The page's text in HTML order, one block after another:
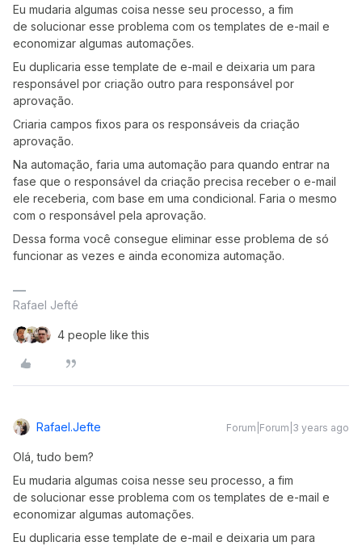
Eu mudaria algumas coisa nesse seu processo, a fim
de solucionar esse problema com os templates de e-mail e
economizar algumas automações.
Eu duplicaria esse template de e-mail e deixaria um para
responsável por criação outro para responsável por
aprovação.
Criaria campos fixos para os responsáveis da criação
aprovação.
Na automação, faria uma automação para quando entrar na
fase que o responsável da criação precisa receber o e-mail
ele receberia, com base em uma condicional. Faria o mesmo
com o responsável pela aprovação.
Dessa forma você consegue eliminar esse problema de só
funcionar as vezes e ainda economiza automação.
Rafael Jefté
4 people like this
Rafael.jefte Forum|Forum|3 years ago
Olá, tudo bem?
Eu mudaria algumas coisa nesse seu processo, a fim
de solucionar esse problema com os templates de e-mail e
economizar algumas automações.
Eu duplicaria esse template de e-mail e deixaria um para